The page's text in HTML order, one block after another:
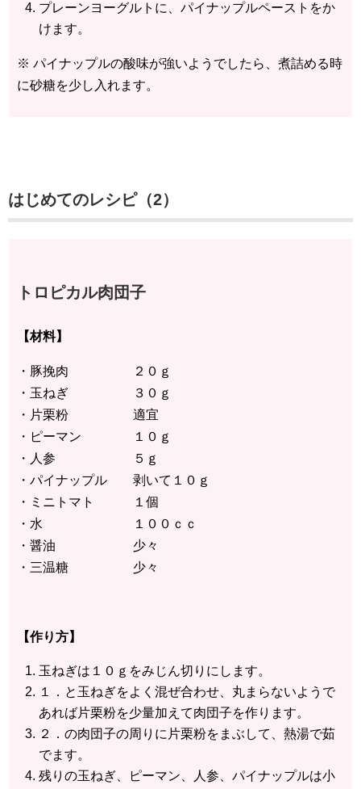
プレーンヨーグルトに、パイナップルペーストをか
けます。
※ パイナップルの酸味が強いようでしたら、煮詰める時
に砂糖を少し入れます。
はじめてのレシピ（2）
トロピカル肉団子
【材料】
・豚挽肉 ２０ｇ
・玉ねぎ ３０ｇ
・片栗粉 適宜
・ピーマン １０ｇ
・人参 ５ｇ
・パイナップル 剥いて１０ｇ
・ミニトマト １個
・水 １００ｃｃ
・醤油 少々
・三温糖 少々
【作り方】
玉ねぎは１０ｇをみじん切りにします。
１．と玉ねぎをよく混ぜ合わせ、丸まらないようで
あれば片栗粉を少量加えて肉団子を作ります。
２．の肉団子の周りに片栗粉をまぶして、熱湯で茹
でます。
残りの玉ねぎ、ピーマン、人参、パイナップルは小